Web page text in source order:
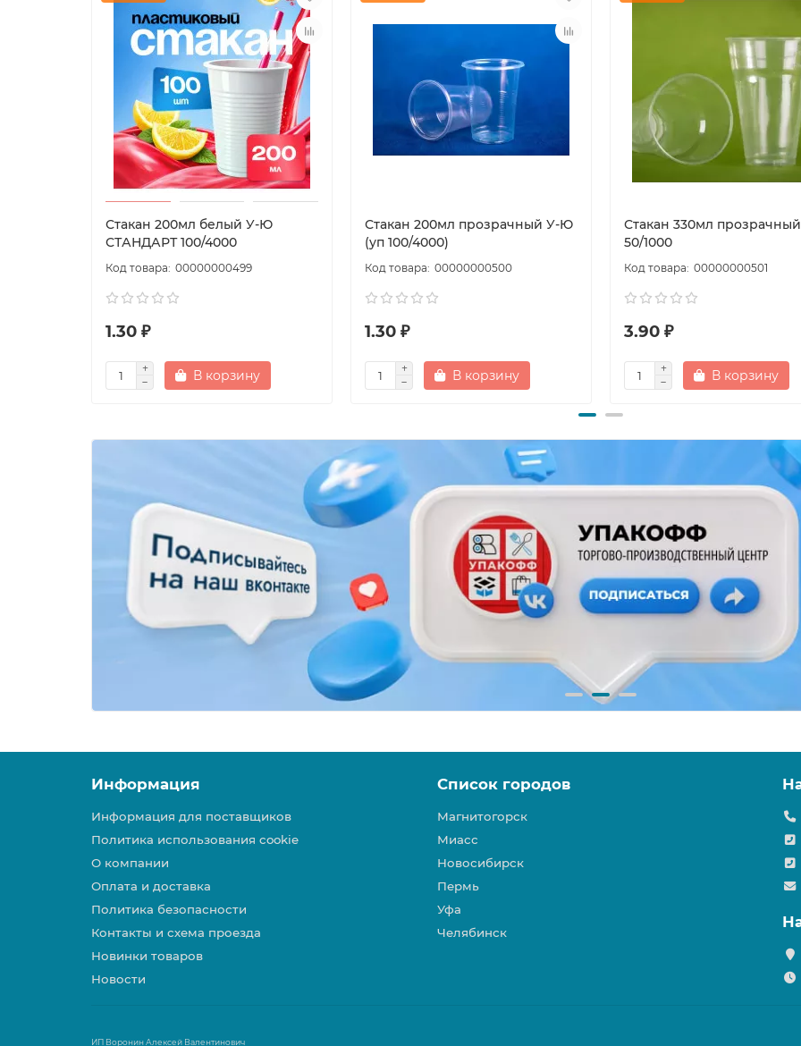
Стакан 200мл белый У-Ю
СТАНДАРТ 100/4000
00000000499
1.30 ₽
В корзину
Стакан 200мл прозрачный У-Ю
(уп 100/4000)
00000000500
1.30 ₽
В корзину
Стакан 330мл
50/1000
00000000501
3.90 ₽
В корзину
Информация
Информация для поставщиков
Политика использования cookie
О компании
Оплата и доставка
Политика безопасности
Контакты и схема проезда
Новинки товаров
Новости
Список городов
Магнитогорск
Миасс
Новосибирск
Пермь
Уфа
Челябинск
ИП Воронин Алексей Валентинович